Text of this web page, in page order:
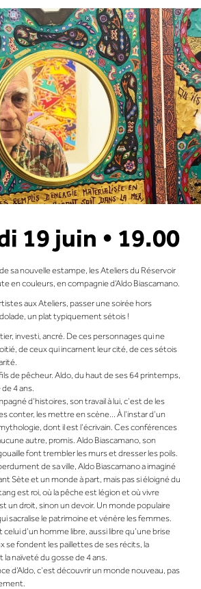
19 juin • 19.00
sa nouvelle estampe, les Ateliers du Réservoir
en couleurs, en compagnie d’Aldo Biascamano.
aux Ateliers, passer une soirée hors
un plat typiquement sétois !
investi, ancré. De ces personnages qui ne
de ceux qui incarnent leur cité, de ces sétois
de pêcheur. Aldo, du haut de ses 64 printemps,
4 ans.
d’histoires, son travail à lui, c’est de les
conter, les mettre en scène… À l’instar d’un
dont il est l’écrivain. Ces conférences
autre, promis. Aldo Biascamano, son
font trembler les murs et dresser les poils.
de sa ville, Aldo Biascamano a imaginé
Sète et un monde à part, mais pas si éloigné du
est roi, où la pêche est légion et où vivre
un droit, sinon un devoir. Un monde populaire
sacralise le patrimoine et vénère les femmes.
celui d’un homme libre, aussi libre qu’une brise
se fondent les paillettes de ses récits, la
naïveté du gosse de 4 ans.
d’Aldo, c’est découvrir un monde nouveau, pas